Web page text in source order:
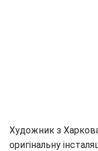
Художник з
оригінальну